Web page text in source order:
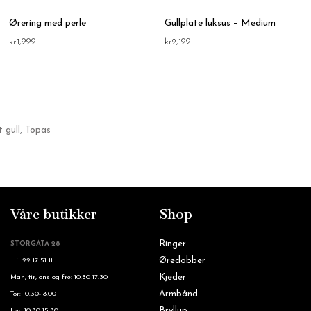
Ørering med perle
kr1,999
Gullplate luksus – Medium
kr2,199
gull Topas
Våre butikker
STORGATA 28
Tlf: 22 17 51 11
Man, tir, ons og fre: 10.30-17.30
Tor: 10.30-18.00
Shop
Ringer
Øredobber
Kjeder
Armbånd